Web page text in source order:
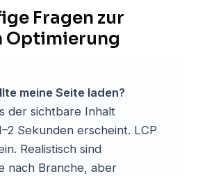
Fragen zur
Optimierung
meine Seite laden?
der sichtbare Inhalt
Sekunden erscheint. LCP
Realistisch sind
nach Branche, aber